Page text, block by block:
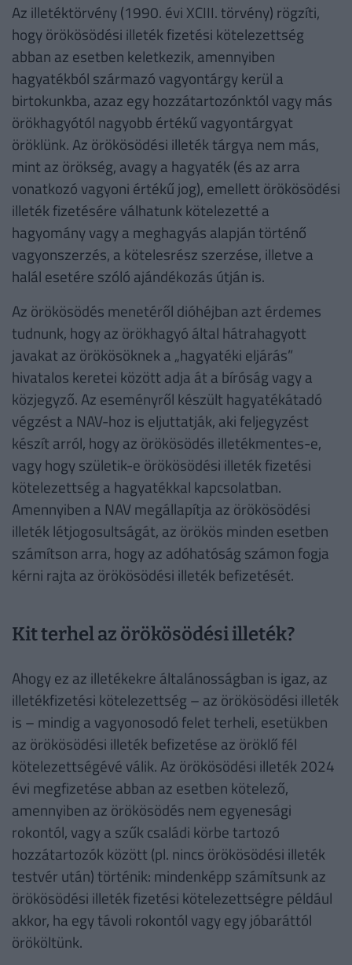
Az illetéktörvény (1990. évi XCIII. törvény) rögzíti,
hogy örökösödési illeték fizetési kötelezettség
abban az esetben keletkezik, amennyiben
hagyatékból származó vagyontárgy kerül a
birtokunkba, azaz egy hozzátartozónktól vagy más
örökhagyótól nagyobb értékű vagyontárgyat
öröklünk. Az örökösödési illeték tárgya nem más,
mint az örökség, avagy a hagyaték (és az arra
vonatkozó vagyoni értékű jog), emellett örökösödési
illeték fizetésére válhatunk kötelezetté a
hagyomány vagy a meghagyás alapján történő
vagyonszerzés, a kötelesrész szerzése, illetve a
halál esetére szóló ajándékozás útján is.
Az örökösödés menetéről dióhéjban azt érdemes
tudnunk, hogy az örökhagyó által hátrahagyott
javakat az örökösöknek a „hagyatéki eljárás”
hivatalos keretei között adja át a bíróság vagy a
közjegyző. Az eseményről készült hagyatékátadó
végzést a NAV-hoz is eljuttatják, aki feljegyzést
készít arról, hogy az örökösödés illetékmentes-e,
vagy hogy születik-e örökösödési illeték fizetési
kötelezettség a hagyatékkal kapcsolatban.
Amennyiben a NAV megállapítja az örökösödési
illeték létjogosultságát, az örökös minden esetben
számítson arra, hogy az adóhatóság számon fogja
kérni rajta az örökösödési illeték befizetését.
Kit terhel az örökösödési illeték?
Ahogy ez az illetékekre általánosságban is igaz, az
illetékfizetési kötelezettség – az örökösödési illeték
is – mindig a vagyonosodó felet terheli, esetükben
az örökösödési illeték befizetése az öröklő fél
kötelezettségévé válik. Az örökösödési illeték 2024
évi megfizetése abban az esetben kötelező,
amennyiben az örökösödés nem egyenesági
rokontól, vagy a szűk családi körbe tartozó
hozzátartozók között (pl. nincs örökösödési illeték
testvér után) történik: mindenképp számítsunk az
örökösödési illeték fizetési kötelezettségre például
akkor, ha egy távoli rokontól vagy egy jóbaráttól
örököltünk.